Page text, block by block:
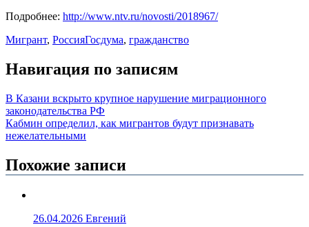
Подробнее: http://www.ntv.ru/novosti/2018967/
Мигрант, РоссияГосдума, гражданство
Навигация по записям
В Казани вскрыто крупное нарушение миграционного
законодательства РФ
Кабмин определил, как мигрантов будут признавать
нежелательными
Похожие записи
26.04.2026 Евгений